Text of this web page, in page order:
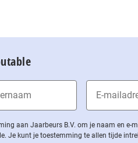
aan Jaarbeurs B.V. om je naam en e-
Je kunt je toestemming te allen tijde